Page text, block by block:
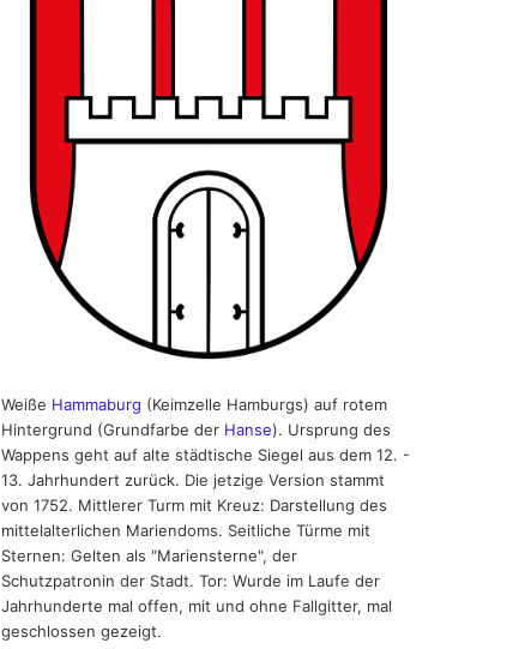
Weiße Hammaburg (Keimzelle Hamburgs) auf rotem
Hintergrund (Grundfarbe der Hanse). Ursprung des
Wappens geht auf alte städtische Siegel aus dem 12. -
13. Jahrhundert zurück. Die jetzige Version stammt
von 1752. Mittlerer Turm mit Kreuz: Darstellung des
mittelalterlichen Mariendoms. Seitliche Türme mit
Sternen: Gelten als "Mariensterne", der
Schutzpatronin der Stadt. Tor: Wurde im Laufe der
Jahrhunderte mal offen, mit und ohne Fallgitter, mal
geschlossen gezeigt.